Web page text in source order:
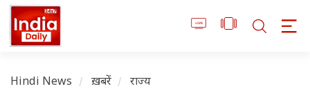
Hindi News ख़बरें राज्य